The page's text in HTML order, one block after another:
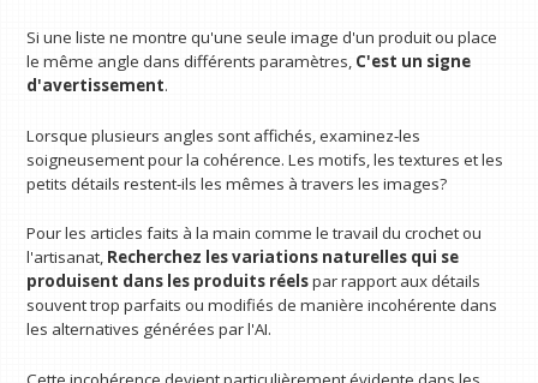
Si une liste ne montre qu'une seule image d'un produit ou place
le même angle dans différents paramètres, C'est un signe
d'avertissement.
Lorsque plusieurs angles sont affichés, examinez-les
soigneusement pour la cohérence. Les motifs, les textures et les
petits détails restent-ils les mêmes à travers les images?
Pour les articles faits à la main comme le travail du crochet ou
l'artisanat, Recherchez les variations naturelles qui se
produisent dans les produits réelspar rapport aux détails
souvent trop parfaits ou modifiés de manière incohérente dans
les alternatives générées par l'AI.